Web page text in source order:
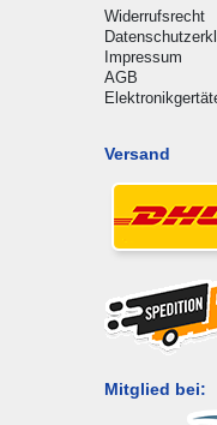
Widerrufsrecht
Impressum
AGB
Versand
Mitglied bei: